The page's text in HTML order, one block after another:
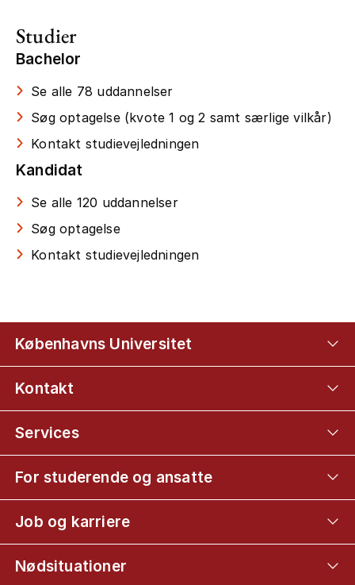
Studier
Bachelor
Se alle 78 uddannelser
Søg optagelse (kvote 1 og 2 samt særlige vilkår)
Kontakt studievejledningen
Kandidat
Se alle 120 uddannelser
Søg optagelse
Kontakt studievejledningen
Københavns Universitet
Kontakt
Services
For studerende og ansatte
Job og karriere
Nødsituationer